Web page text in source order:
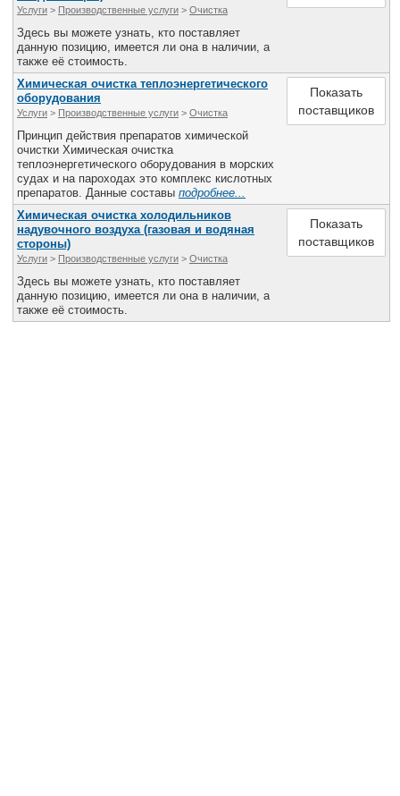
Услуги > Производственные услуги > Очистка
Здесь вы можете узнать, кто поставляет
данную позицию, имеется ли она в наличии, а
также её стоимость.
Химическая очистка теплоэнергетического
оборудования
Услуги > Производственные услуги > Очистка
Принцип действия препаратов химической
очистки Химическая очистка
теплоэнергетического оборудования в морских
судах и на пароходах это комплекс кислотных
препаратов. Данные составы подробнее...
Показать
поставщиков
Химическая очистка холодильников
надувочного воздуха (газовая и водяная
стороны)
Услуги > Производственные услуги > Очистка
Здесь вы можете узнать, кто поставляет
данную позицию, имеется ли она в наличии, а
также её стоимость.
Показать
поставщиков